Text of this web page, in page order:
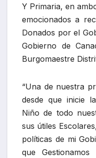
Y Primaria, en
emocionados a
Donados por el
Gobierno de
Burgomaestre
“Una de nuestra
desde que inicie
Niño de todo
sus útiles
políticas de mi
que